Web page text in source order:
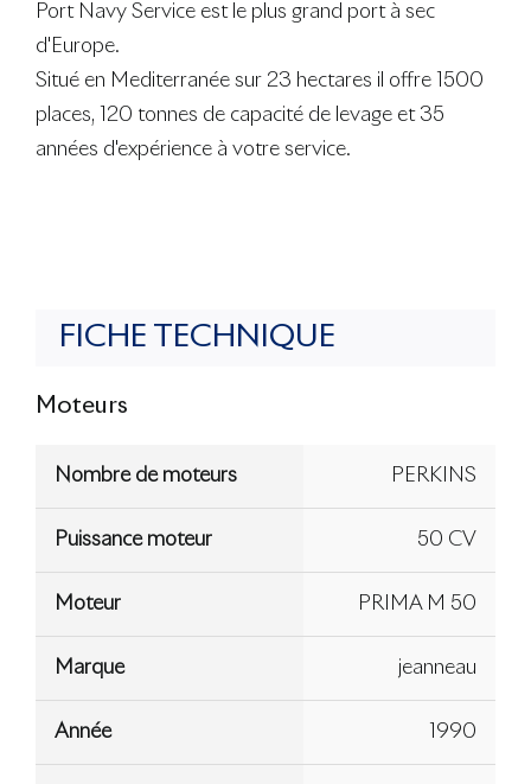
Port Navy Service est le plus grand port à sec
d'Europe.
Situé en Mediterranée sur 23 hectares il offre 1500
places, 120 tonnes de capacité de levage et 35
années d'expérience à votre service.
FICHE TECHNIQUE
Moteurs
Nombre de moteurs PERKINS
Puissance moteur 50 CV
Moteur PRIMA M 50
Marque jeanneau
Année 1990